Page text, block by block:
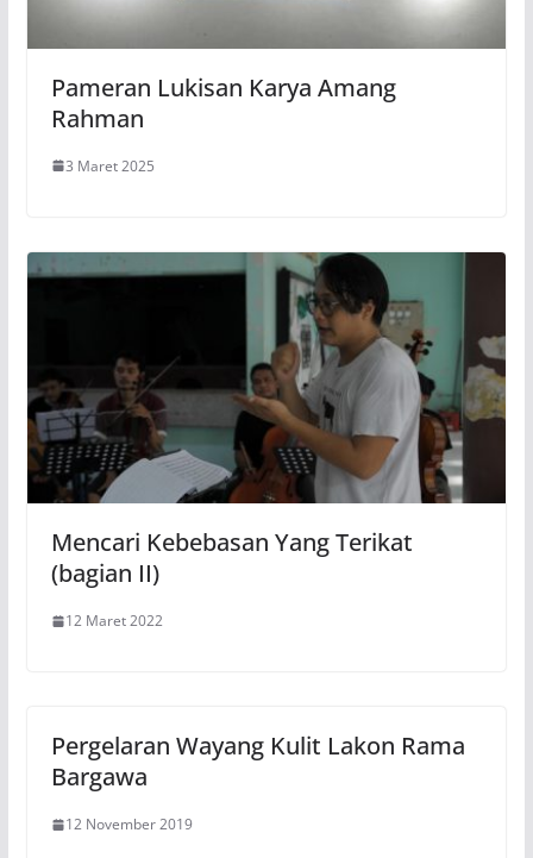
Pameran Lukisan Karya Amang
Rahman
3 Maret 2025
Mencari Kebebasan Yang Terikat
(bagian II)
12 Maret 2022
Pergelaran Wayang Kulit Lakon Rama
Bargawa
12 November 2019